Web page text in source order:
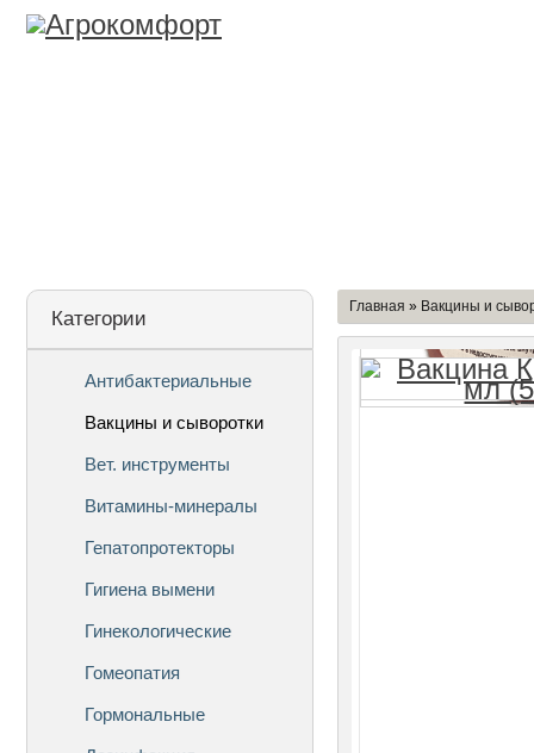
Категории
Антибактериальные
Вакцины и сыворотки
Вет. инструменты
Витамины-минералы
Гепатопротекторы
Гигиена вымени
Гинекологические
Гомеопатия
Гормональные
Главная » Вакцины и